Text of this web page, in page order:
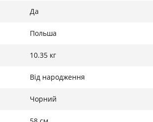
Да
Польша
10.35 кг
Від народження
Чорний